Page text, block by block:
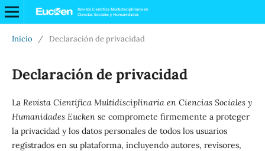
Inicio / Declaración de privacidad
Declaración de privacidad
La Revista Científica Multidisciplinaria en Ciencias Sociales y
Humanidades Euckense compromete firmemente a proteger
la privacidad y los datos personales de todos los usuarios
registrados en su plataforma, incluyendo autores, revisores,